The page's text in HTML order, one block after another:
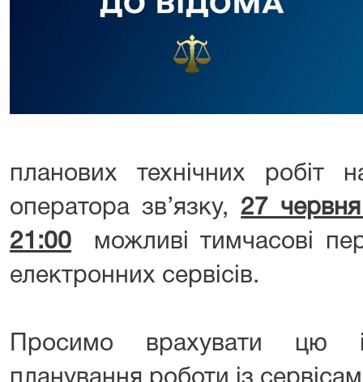
планових технічних робіт
оператора зв’язку,27
21:00 можливі тимчасові
електронних сервісів.
Просимо врахувати цю